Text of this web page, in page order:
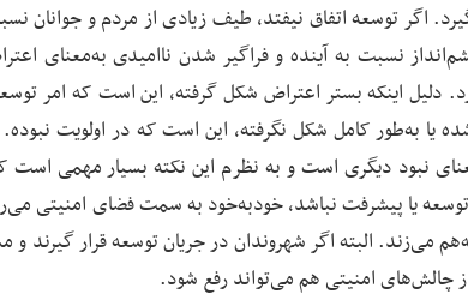
اگر توسعه اتفاق نیفتد، طیف زیادی از مردم و جوانان
نسبت به آینده و فراگیر شدن ناامیدی به‌معنای
دلیل اینکه بستر اعتراض شکل گرفته، این است که امر
یا به‌طور کامل شکل نگرفته، این است که در اولویت نبوده.
نبود دیگری است و به نظرم این نکته بسیار مهمی است
یا پیشرفت نباشد، خودبه‌خود به سمت فضای امنیتی
می‌زند. البته اگر شهروندان در جریان توسعه قرار گیرند
چالش‌های امنیتی هم می‌تواند رفع شود.